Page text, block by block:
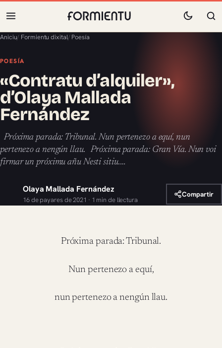
Aniciu/ Formientu dixital/ Poesía
POESÍA
«Contratu d’alquiler»,
d’Olaya Mallada
Fernández
Próxima parada: Tribunal. Nun pertenezo a equí, nun
pertenezo a nengún llau. Próxima parada: Gran Vía. Nun voi
firmar un próximu añu Nesti sitiu.…
Olaya Mallada Fernández
16 de payares de 2021 · 1 min de llectura
Compartir
Próxima parada: Tribunal.
Nun pertenezo a equí,
nun pertenezo a nengún llau.